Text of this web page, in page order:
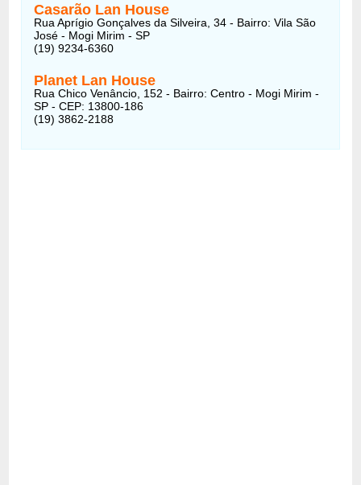
Casarão Lan House
Rua Aprígio Gonçalves da Silveira, 34 - Bairro: Vila São
José - Mogi Mirim - SP
(19) 9234-6360
Planet Lan House
Rua Chico Venâncio, 152 - Bairro: Centro - Mogi Mirim -
SP - CEP: 13800-186
(19) 3862-2188